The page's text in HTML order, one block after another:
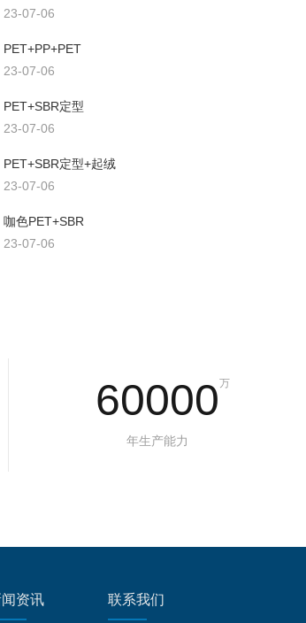
23-07-06
PET+PP+PET
23-07-06
PET+SBR定型
23-07-06
PET+SBR定型+起绒
23-07-06
咖色PET+SBR
23-07-06
60000万
年生产能力
资讯 联系我们